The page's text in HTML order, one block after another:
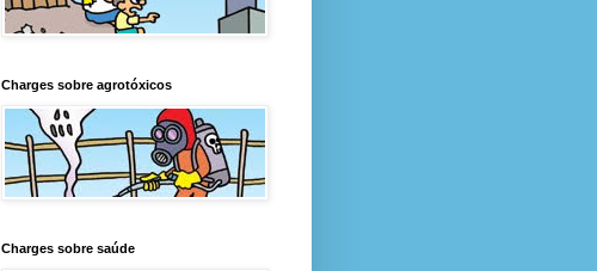
Charges sobre agrotóxicos
Charges sobre saúde